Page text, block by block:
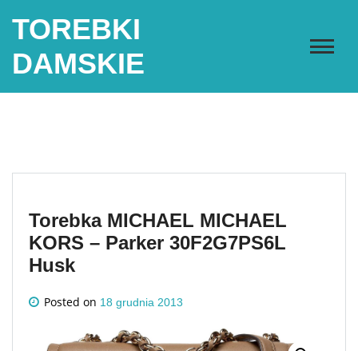
TOREBKI
DAMSKIE
Torebka MICHAEL MICHAEL
KORS – Parker 30F2G7PS6L
Husk
Posted on 18 grudnia 2013